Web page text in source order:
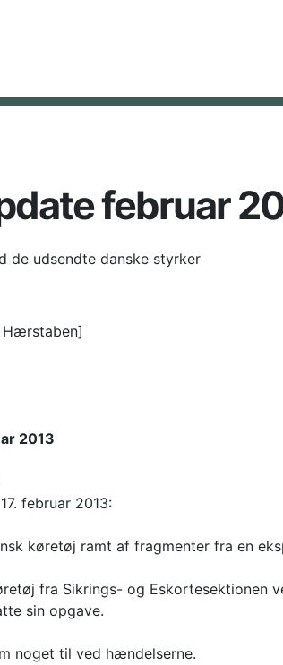
februar
de udsendte danske styrker
2013
februar 2013:
køretøj ramt af fragmenter fra en
fra Sikrings- og Eskortesektionen
sin opgave.
noget til ved hændelserne.